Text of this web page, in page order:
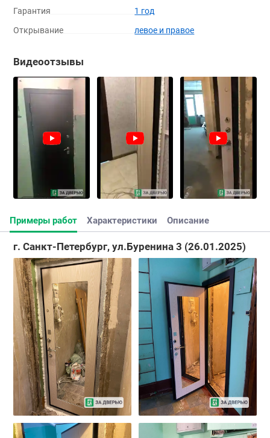
Гарантия
1 год
Открывание
левое и правое
Видеоотзывы
Примеры работ Характеристики Описание
г. Санкт-Петербург, ул.Буренина 3 (26.01.2025)